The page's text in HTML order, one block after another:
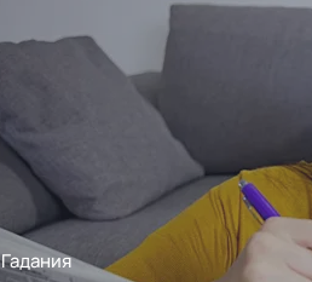
Гадания